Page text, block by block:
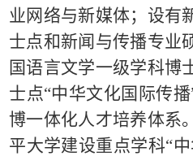
业网络与新媒体；设有
士点和新闻与传播专业
国语言文学一级学科博
士点“中华文化国际传播
博一体化人才培养体系
平大学建设重点学科“